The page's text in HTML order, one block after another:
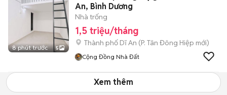
8 phút trước 5
An, Bình Dương
Nhà trống
1,5 triệu/tháng
Thành phố Dĩ An (P. Tân Đông Hiệp mới)
Cộng Đồng Nhà Đất
Xem thêm